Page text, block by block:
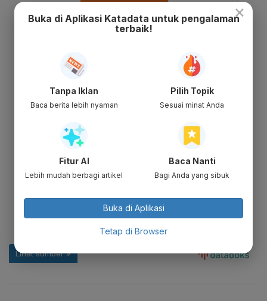
×
Buka di Aplikasi Katadata untuk pengalaman
terbaik!
Tanpa Iklan
Baca berita lebih nyaman
Pilih Topik
Sesuai minat Anda
Fitur AI
Lebih mudah berbagi artikel
Baca Nanti
Bagi Anda yang sibuk
Buka di Aplikasi
Tetap di Browser